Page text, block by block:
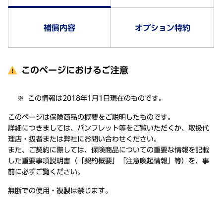
補償内容 オプション特約
このページにおけるご注意
この情報は2018年1月1日現在のものです。
このページは保険商品の概要をご説明したものです。
詳細につきましては、パンフレット等をご覧いただくか、取扱代
理店・扱者または弊社にお問い合わせください。
また、ご契約に際しては、保険商品についての重要な情報を記載
した重要事項説明書（「契約概要」「注意喚起情報」等）を、事
前に必ずご覧ください。
無断での使用・複製は禁じます。